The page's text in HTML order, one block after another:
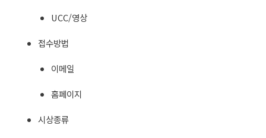
UCC/영상
접수방법
이메일
홈페이지
시상종류